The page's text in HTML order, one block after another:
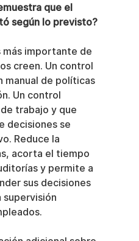
que el
según lo previsto?
más importante de
creen. Un control
manual de políticas
Un control
trabajo y que
decisiones se
Reduce la
acorta el tiempo
y permite a
sus decisiones
supervisión